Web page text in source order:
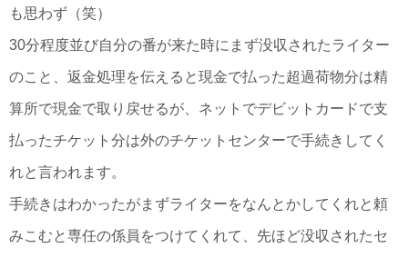
も思わず（笑）
30分程度並び自分の番が来た時にまず没収されたライター
のこと、返金処理を伝えると現金で払った超過荷物分は精
算所で現金で取り戻せるが、ネットでデビットカードで支
払ったチケット分は外のチケットセンターで手続きしてく
れと言われます。
手続きはわかったがまずライターをなんとかしてくれと頼
みこむと専任の係員をつけてくれて、先ほど没収されたセ